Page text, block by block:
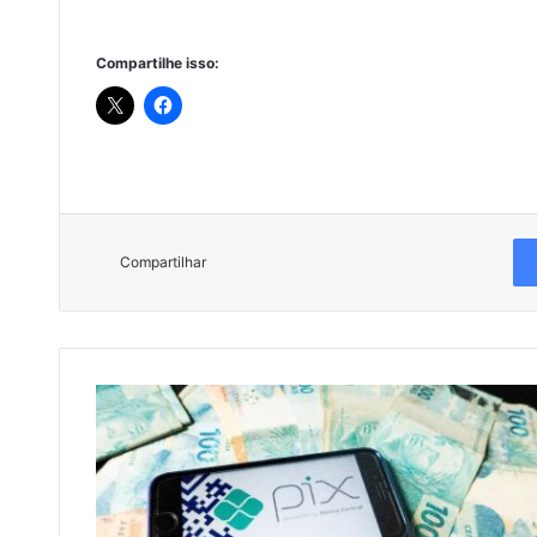
Compartilhe isso:
Compartilhar
P
a
g
a
m
e